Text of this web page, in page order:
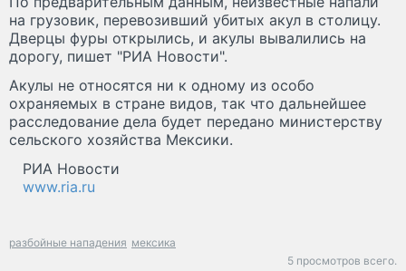
на грузовик, перевозивший убитых акул в столицу.
Дверцы фуры открылись, и акулы вывалились на
дорогу, пишет "РИА Новости".
Акулы не относятся ни к одному из особо
охраняемых в стране видов, так что дальнейшее
расследование дела будет передано министерству
сельского хозяйства Мексики.
РИА Новости
www.ria.ru
разбойные нападения мексика
5 просмотров всего.